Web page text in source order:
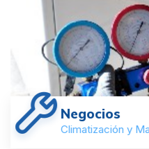
Negocios
Climatización y